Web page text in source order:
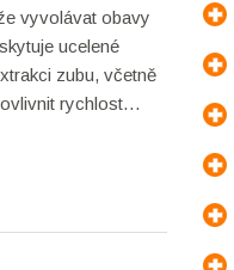
vyvolávat obavy
ucelené
zubu, včetně
rychlost
o dutinu ústní po
komplikacím.
na období po